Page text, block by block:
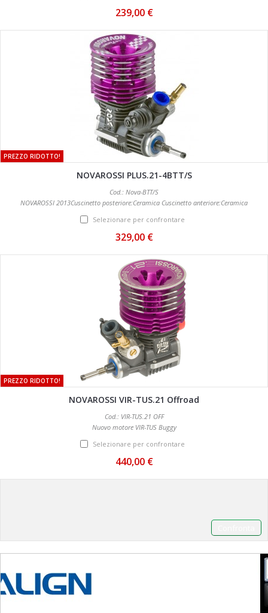
239,00 €
PREZZO RIDOTTO!
NOVAROSSI PLUS.21-4BTT/S
Cod.: Nova-BTT/S
NOVAROSSI 2013Cuscinetto posteriore:Ceramica Cuscinetto anteriore:Ceramica
Selezionare per confrontare
329,00 €
PREZZO RIDOTTO!
NOVAROSSI VIR-TUS.21 Offroad
Cod.: VIR-TUS.21 OFF
Nuovo motore VIR-TUS Buggy
Selezionare per confrontare
440,00 €